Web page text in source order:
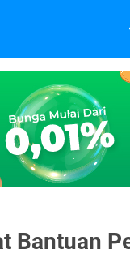
Bantuan